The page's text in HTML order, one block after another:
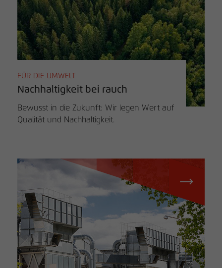
FÜR DIE UMWELT
Nachhaltigkeit bei rauch
Bewusst in die Zukunft: Wir legen Wert auf
Qualität und Nachhaltigkeit.